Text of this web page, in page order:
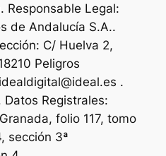
Responsable Legal:
de Andalucía S.A..
C/ Huelva 2,
Peligros
.
Registrales:
folio 117, tomo
sección 3ª